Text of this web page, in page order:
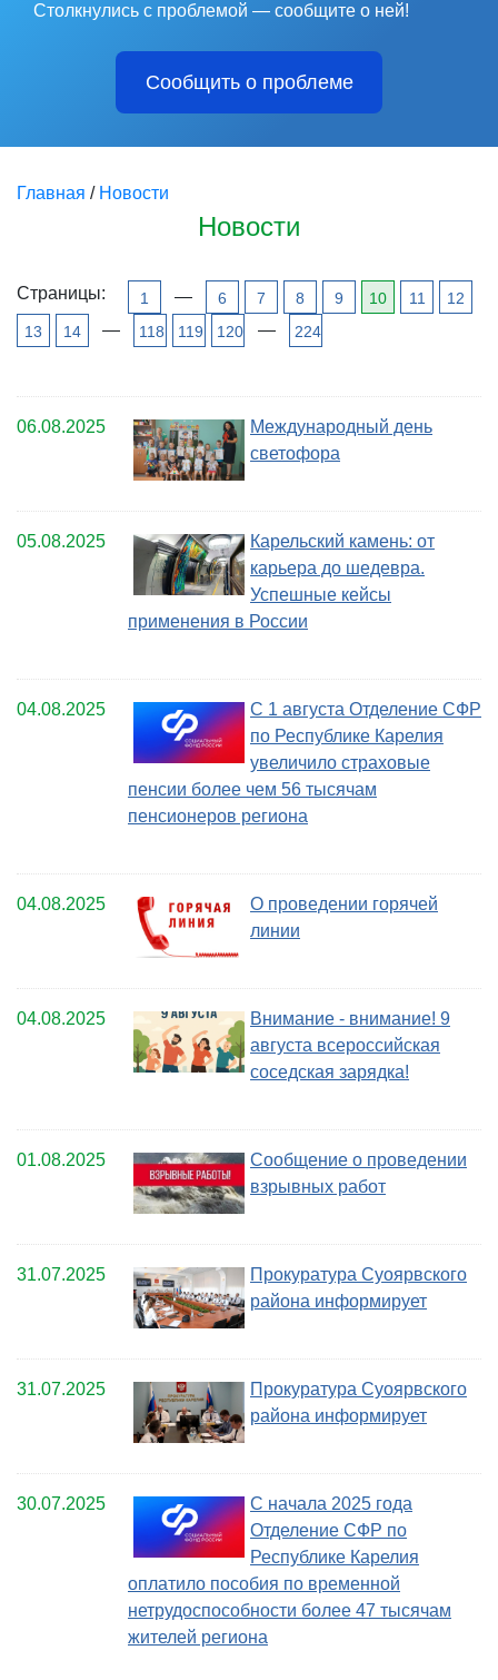
Столкнулись с проблемой — сообщите о ней!
Сообщить о проблеме
Главная / Новости
Новости
Страницы: 1 — 6 7 8 9 10 11
12
13
14 — 118 119 120 — 224
06.08.2025
Международный день
светофора
05.08.2025
Карельский камень: от
карьера до шедевра.
Успешные кейсы
применения в России
04.08.2025
С 1 августа Отделение СФР
по Республике Карелия
увеличило страховые
пенсии более чем 56 тысячам
пенсионеров региона
04.08.2025
О проведении горячей
линии
04.08.2025
Внимание - внимание! 9
августа всероссийская
соседская зарядка!
01.08.2025
Сообщение о проведении
взрывных работ
31.07.2025
Прокуратура Суоярвского
района информирует
31.07.2025
Прокуратура Суоярвского
района информирует
30.07.2025
С начала 2025 года
Отделение СФР по
Республике Карелия
оплатило пособия по временной
нетрудоспособности более 47 тысячам
жителей региона